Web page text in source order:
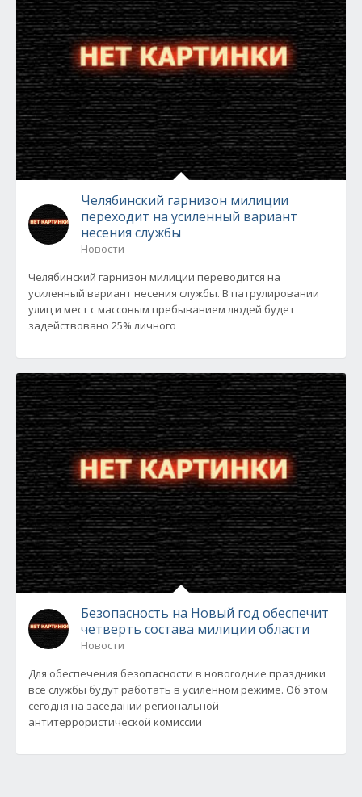
Челябинский гарнизон милиции
переходит на усиленный вариант
несения службы
Новости
Челябинский гарнизон милиции переводится на
усиленный вариант несения службы. В патрулировании
улиц и мест с массовым пребыванием людей будет
задействовано 25% личного
Безопасность на Новый год обеспечит
четверть состава милиции области
Новости
Для обеспечения безопасности в новогодние праздники
все службы будут работать в усиленном режиме. Об этом
сегодня на заседании региональной
антитеррористической комиссии